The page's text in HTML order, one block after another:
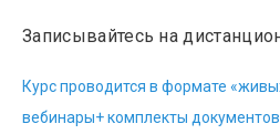
Записывайтесь на
Курс проводится в формате
вебинары+ комплекты